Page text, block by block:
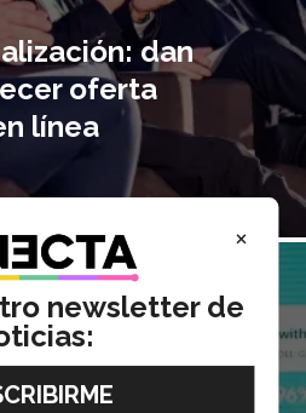
dan
oferta
línea
×
newsletter de